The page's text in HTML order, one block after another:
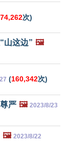
74,262次)
山这边” 🖼️
(160,342次)
严 🖼️ 2023/8/23
🖼️ 2023/8/22